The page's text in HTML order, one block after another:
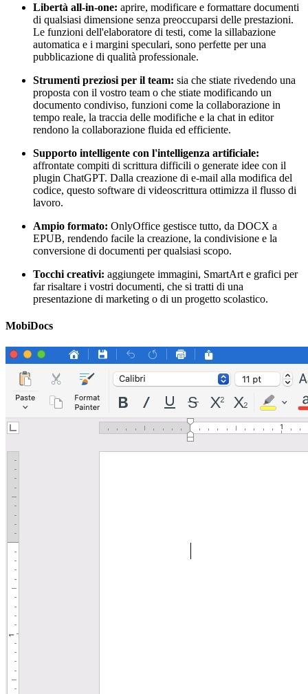
Libertà all-in-one: aprire, modificare e formattare documenti
di qualsiasi dimensione senza preoccuparsi delle prestazioni.
Le funzioni dell'elaboratore di testi, come la sillabazione
automatica e i margini speculari, sono perfette per una
pubblicazione di qualità professionale.
Strumenti preziosi per il team: sia che stiate rivedendo una
proposta con il vostro team o che stiate modificando un
documento condiviso, funzioni come la collaborazione in
tempo reale, la traccia delle modifiche e la chat in editor
rendono la collaborazione fluida ed efficiente.
Supporto intelligente con l'intelligenza artificiale:
affrontate compiti di scrittura difficili o generate idee con il
plugin ChatGPT. Dalla creazione di e-mail alla modifica del
codice, questo software di videoscrittura ottimizza il flusso di
lavoro.
Ampio formato: OnlyOffice gestisce tutto, da DOCX a
EPUB, rendendo facile la creazione, la condivisione e la
conversione di documenti per qualsiasi scopo.
Tocchi creativi: aggiungete immagini, SmartArt e grafici per
far risaltare i vostri documenti, che si tratti di una
presentazione di marketing o di un progetto scolastico.
MobiDocs